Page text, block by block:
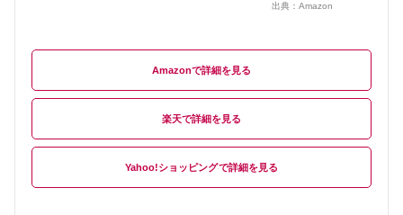
出典： Amazon
Amazon
楽天
Yahoo!ショッピング